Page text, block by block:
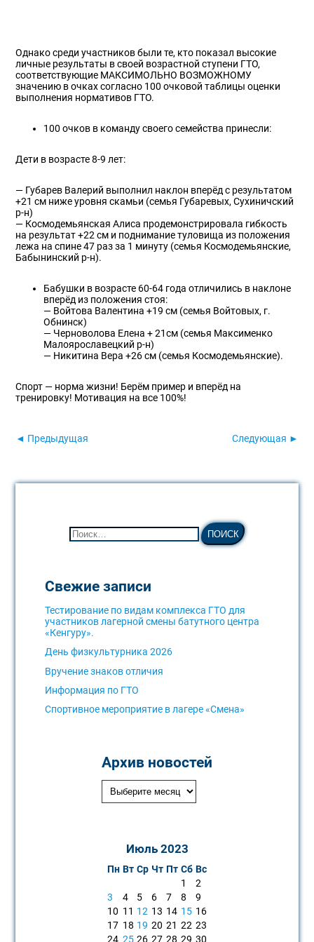
Однако среди участников были те, кто показал высокие
личные результаты в своей возрастной ступени ГТО,
соответствующие МАКСИМОЛЬНО ВОЗМОЖНОМУ
значению в очках согласно 100 очковой таблицы оценки
выполнения нормативов ГТО.
100 очков в команду своего семейства принесли:
Дети в возрасте 8-9 лет:
— Губарев Валерий выполнил наклон вперёд с результатом
+21 см ниже уровня скамьи (семья Губаревых, Сухиничский
р-н)
— Космодемьянская Алиса продемонстрировала гибкость
на результат +22 см и поднимание туловища из положения
лежа на спине 47 раз за 1 минуту (семья Космодемьянские,
Бабынинский р-н).
Бабушки в возрасте 60-64 года отличились в наклоне
вперёд из положения стоя:
— Войтова Валентина +19 см (семья Войтовых, г.
Обнинск)
— Черноволова Елена + 21см (семья Максименко
Малоярославецкий р-н)
— Никитина Вера +26 см (семья Космодемьянские).
Спорт — норма жизни! Берём пример и вперёд на
тренировку! Мотивация на все 100%!
◄ Предыдущая Следующая ►
Свежие записи
Тестирование по видам комплекса ГТО для
участников лагерной смены батутного центра
«Кенгуру».
День физкультурника 2026
Вручение знаков отличия
Информация по ГТО
Спортивное мероприятие в лагере «Смена»
Архив новостей
Июль 2023
Пн Вт Ср Чт Пт Сб Вс
1
2
3
4 5 6 7 8
9
10 11 12 13 14 15 16
17 18 19 20 21 22 23
24 25 26 27 28 29 30